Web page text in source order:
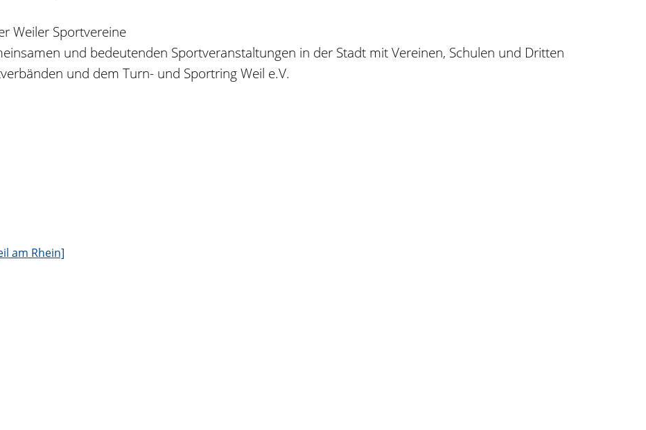
Weiler Sportvereine
und bedeutenden Sportveranstaltungen in der Stadt mit Vereinen, Schulen und Dritten
und dem Turn- und Sportring Weil e.V.
am Rhein]